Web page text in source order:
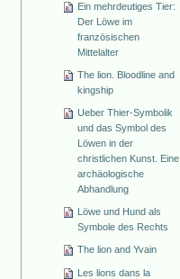
Ein mehrdeutiges Tier:
Der Löwe im
französischen
Mittelalter
The lion. Bloodline and
kingship
Ueber Thier-Symbolik
und das Symbol des
Löwen in der
christlichen Kunst. Eine
archäologische
Abhandlung
Löwe und Hund als
Symbole des Rechts
The lion and Yvain
Les lions dans la